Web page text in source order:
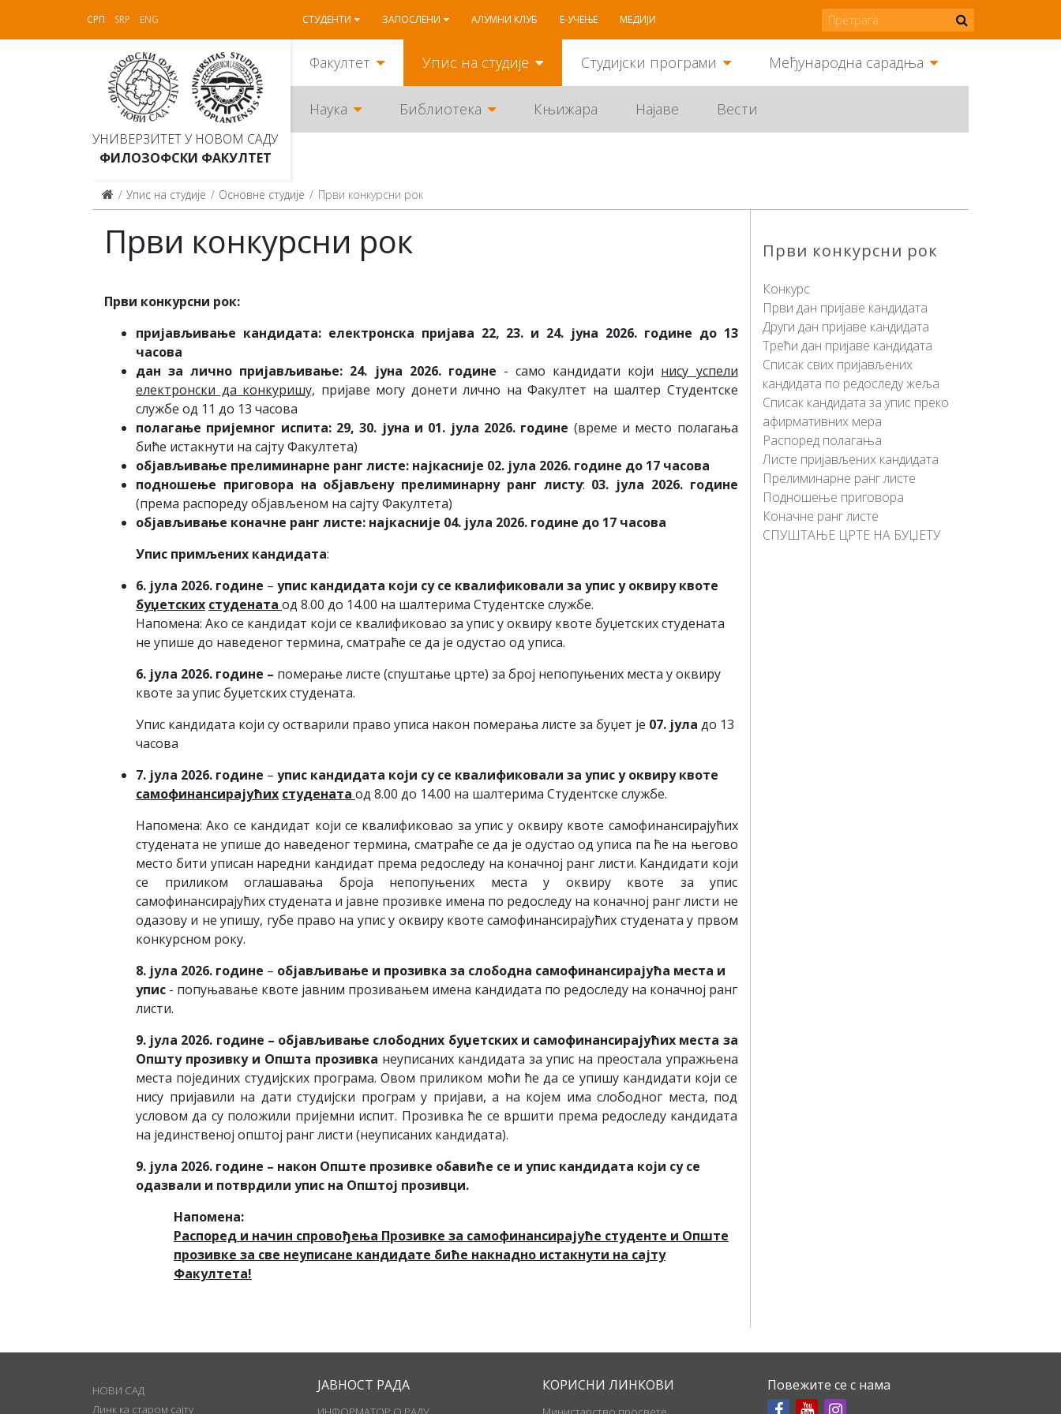
СРП SRP ENG СТУДЕНТИ ЗАПОСЛЕНИ АЛУМНИ КЛУБ Е-УЧЕЊЕ МЕДИЈИ
УНИВЕРЗИТЕТ У НОВОМ САДУ
ФИЛОЗОФСКИ ФАКУЛТЕТ
Факултет Упис на студије Студијски програми Међународна сарадња
Наука Библиотека Књижара Најаве Вести
Упис на студије Основне студије Први конкурсни рок
Први конкурсни рок
Конкурс
Први дан пријаве кандидата
Други дан пријаве кандидата
Трећи дан пријаве кандидата
Списак свих пријављених
кандидата по редоследу жеља
Списак кандидата за упис преко
афирмативних мера
Распоред полагања
Листе пријављених кандидата
Прелиминарне ранг листе
Подношење приговора
Коначне ранг листе
СПУШТАЊЕ ЦРТЕ НА БУЏЕТУ
Први конкурсни рок
Први конкурсни рок:
пријављивање кандидата: електронска пријава 22, 23. и 24. јуна 2026. године до 13
часова
дан за лично пријављивање: 24. јуна 2026. године - само кандидати који нису успели
електронски да конкуришу, пријаве могу донети лично на Факултет на шалтер Студентске
службе од 11 до 13 часова
полагање пријемног испита: 29,30. јуна и 01. јула 2026. године (време и место полагања
биће истакнути на сајту Факултета)
објављивање прелиминарне ранг листе: најкасније 02. јула 2026. године до 17 часова
подношење приговора на објављену прелиминарну ранг листу: 03. јула 2026. године
(према распореду објављеном на сајту Факултета)
објављивање коначне ранг листе: најкасније 04. јула 2026. године до 17 часова
Упис примљених кандидата:
6. јула 2026. године – упис кандидата који су се квалификовали за упису оквиру квоте
буџетских студената од 8.00 до 14.00 на шалтерима Студентске службе.
Напомена: Ако се кандидат који се квалификовао за упис у оквиру квоте буџетских студената
не упише до наведеног термина, сматраће се да је одустао од уписа.
6. јула 2026. године – померање листе (спуштање црте) за број непопуњених места у оквиру
квоте за упис буџетских студената.
Упис кандидата који су остварили право уписа након померања листе за буџет је 07. јула до 13
часова
7. јула 2026. године – упис кандидата који су се квалификовали за упису оквиру квоте
самофинансирајућих студената од 8.00 до 14.00 на шалтерима Студентске службе.
Напомена: Ако се кандидат који се квалификовао за упис у оквиру квоте самофинансирајућих
студената не упише до наведеног термина, сматраће се да је одустао од уписа па ће на његово
место бити уписан наредни кандидат према редоследу на коначној ранг листи. Кандидати који
се приликом оглашавања броја непопуњених места у оквиру квоте за упис
самофинансирајућих студената и јавне прозивке имена по редоследу на коначној ранг листи не
одазову и не упишу, губе право на упис у оквиру квоте самофинансирајућих студената у првом
конкурсном року.
8. јула 2026. године – објављивање и прозивка за слободна самофинансирајућа места и
упис - попуњавање квоте јавним прозивањем имена кандидата по редоследу на коначној ранг
листи.
9. јула 2026. године – објављивање слободних буџетских и самофинансирајућих места за
Општу прозивку и Општа прозивка неуписаних кандидата за упис на преостала упражњена
места појединих студијских програма. Овом приликом моћи ће да се упишу кандидати који се
нису пријавили на дати студијски програм у пријави, а на којем има слободног места, под
условом да су положили пријемни испит. Прозивка ће се вршити према редоследу кандидата
на јединственој општој ранг листи (неуписаних кандидата).
9. јула 2026. године – након Опште прозивке обавиће се и упис кандидата који су се
одазвали и потврдили упис на Општој прозивци.
Напомена:
Распоред и начин спровођења Прозивке за самофинансирајуће студенте и Опште
прозивке за све неуписане кандидате биће накнадно истакнути на сајту
Факултета!
НОВИ САД
Линк ка старом сајту
ЈАВНОСТ РАДА КОРИСНИ ЛИНКОВИ Повежите се с нама